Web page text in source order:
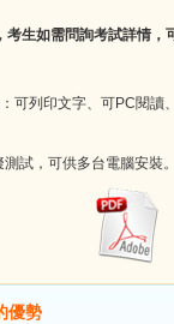
生如需問詢考試詳情，
可列印文字、可PC閱
試，可供多台電腦安裝。
優勢